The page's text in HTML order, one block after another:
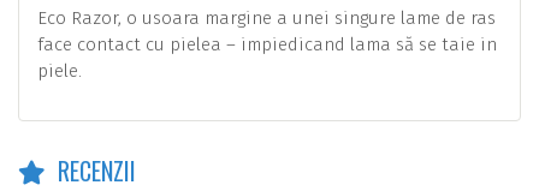
Eco Razor, o usoara margine a unei singure lame de ras
face contact cu pielea – impiedicand lama să se taie in
piele.
RECENZII